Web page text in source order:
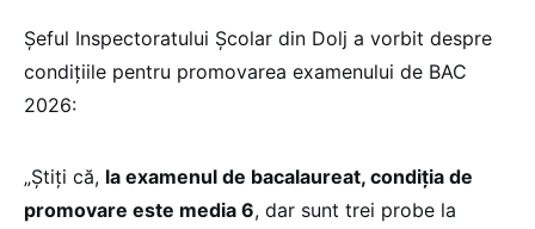
Șeful Inspectoratului Școlar din Dolj a vorbit despre
condițiile pentru promovarea examenului de BAC
2026:
„Știți că, la examenul de bacalaureat, condiția de
promovare este media 6, dar sunt trei probe la